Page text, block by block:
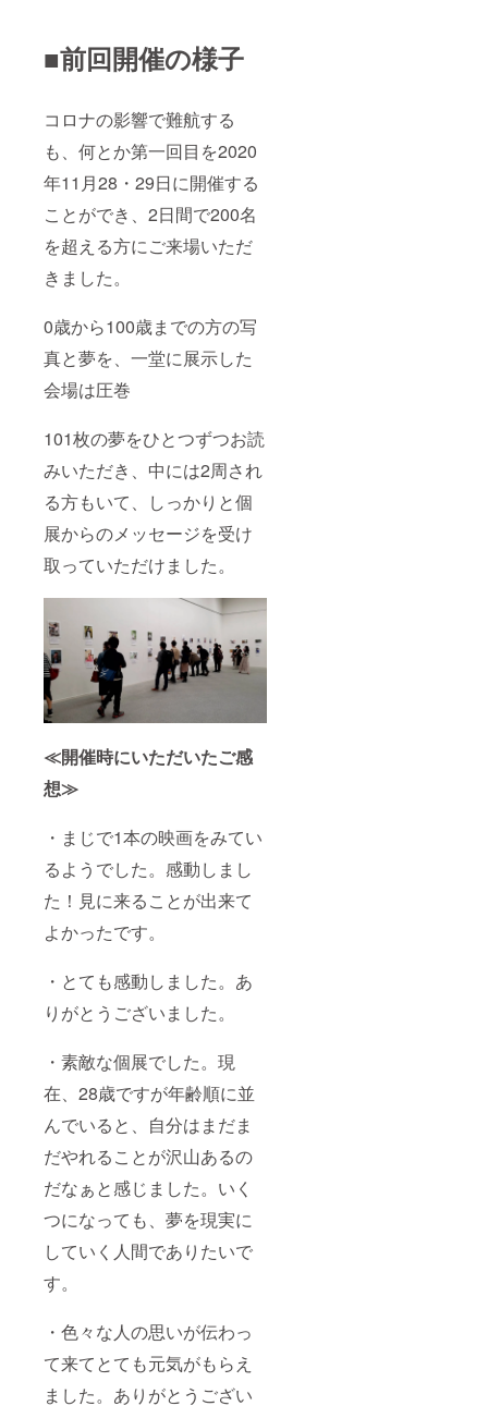
■前回開催の様子
コロナの影響で難航する
も、何とか第一回目を2020
年11月28・29日に開催する
ことができ、2日間で200名
を超える方にご来場いただ
きました。
0歳から100歳までの方の写
真と夢を、一堂に展示した
会場は圧巻
101枚の夢をひとつずつお読
みいただき、中には2周され
る方もいて、しっかりと個
展からのメッセージを受け
取っていただけました。
≪開催時にいただいたご感
想≫
・まじで1本の映画をみてい
るようでした。感動しまし
た！見に来ることが出来て
よかったです。
・とても感動しました。あ
りがとうございました。
・素敵な個展でした。現
在、28歳ですが年齢順に並
んでいると、自分はまだま
だやれることが沢山あるの
だなぁと感じました。いく
つになっても、夢を現実に
していく人間でありたいで
す。
・色々な人の思いが伝わっ
て来てとても元気がもらえ
ました。ありがとうござい